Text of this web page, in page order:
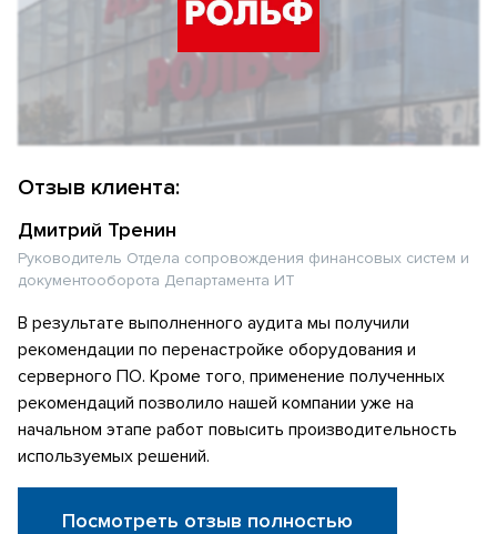
Отзыв клиента:
Дмитрий Тренин
Руководитель Отдела сопровождения финансовых систем и
документооборота Департамента ИТ
В результате выполненного аудита мы получили
рекомендации по перенастройке оборудования и
серверного ПО. Кроме того, применение полученных
рекомендаций позволило нашей компании уже на
начальном этапе работ повысить производительность
используемых решений.
Посмотреть отзыв полностью